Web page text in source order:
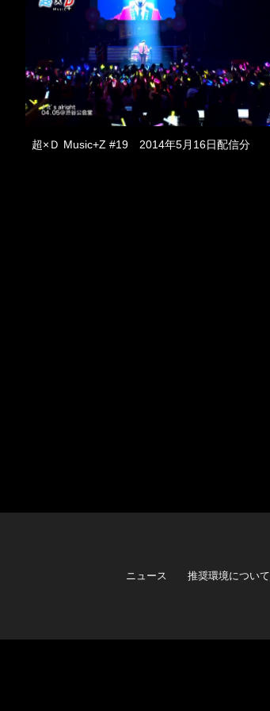
超×Ｄ Music+Z #19 2014年5月16日配信分
ニュース 推奨環境について